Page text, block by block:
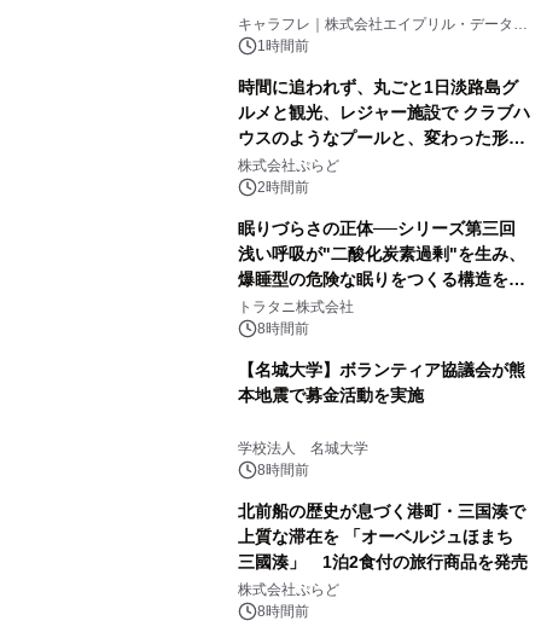
キャラフレ｜株式会社エイプリル・データ・
デザインズ
1時間前
時間に追われず、丸ごと1日淡路島グ
ルメと観光、レジャー施設で クラブハ
ウスのようなプールと、変わった形の
サウナも 「THE BOXY AWAJI」のお
得な素泊まり連泊プランで
株式会社ぷらど
2時間前
眠りづらさの正体──シリーズ第三回
浅い呼吸が"二酸化炭素過剰"を生み、
爆睡型の危険な眠りをつくる構造を解
説
トラタニ株式会社
8時間前
【名城大学】ボランティア協議会が熊
本地震で募金活動を実施
学校法人 名城大学
8時間前
北前船の歴史が息づく港町・三国湊で
上質な滞在を 「オーベルジュほまち
三國湊」 1泊2食付の旅行商品を発売
株式会社ぷらど
8時間前